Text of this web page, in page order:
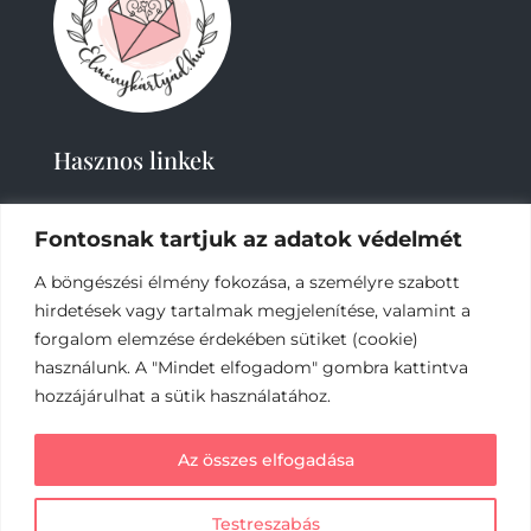
Fontosnak tartjuk az adatok védelmét
A böngészési élmény fokozása, a személyre szabott
hirdetések vagy tartalmak megjelenítése, valamint a
forgalom elemzése érdekében sütiket (cookie)
használunk. A "Mindet elfogadom" gombra kattintva
hozzájárulhat a sütik használatához.
Testreszabás
Az összes elfogadása
Hasznos linkek
2019-2023 – Élménykártyád-Nagy Tímea © Minden
jog fenntartva.
Az online fizetést a Barion Payment Zrt. biztosítja,
MNB engedély száma: H-EN-I-1064/2013